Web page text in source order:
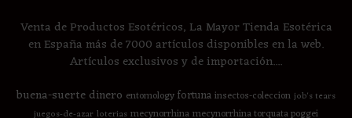
Venta de Productos Esotéricos, La Mayor Tienda Esotérica
en España más de 7000 artículos disponibles en la web.
Artículos exclusivos y de importación....
buena-suertedinero entomologyfortunainsectos-coleccion job's tears
juegos-de-azar loterias mecynorrhinamecynorrhina torquata poggei